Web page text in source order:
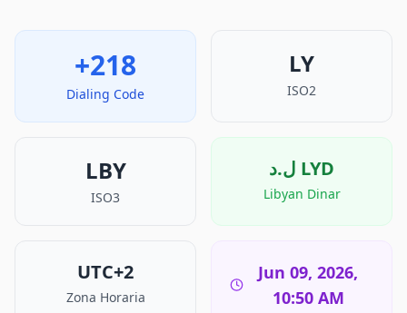
+218
Dialing Code
LY
ISO2
LBY
ISO3
ل.د LYD
Libyan Dinar
UTC+2
Zona Horaria
Jun 09, 2026,
10:50 AM